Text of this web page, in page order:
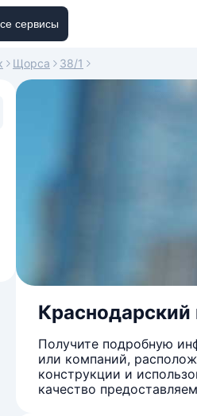
сервисы
Щорса 38/1
Краснодарский
Получите подробную
или компаний,
конструкции и
качество